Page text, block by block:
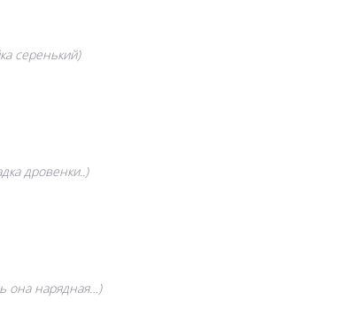
серенький)
дровенки..)
она нарядная…)